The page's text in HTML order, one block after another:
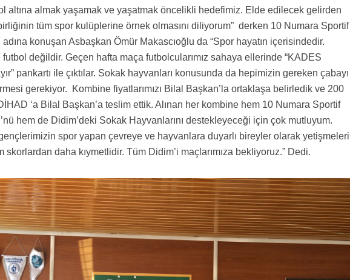
altına almak yaşamak ve yaşatmak öncelikli hedefimiz. Elde edilecek gelirden
tüm spor kulüplerine örnek olmasını diliyorum” derken 10 Numara Sportif
konuşan Asbaşkan Ömür Makascıoğlu da “Spor hayatın içerisindedir.
değildir. Geçen hafta maça futbolcularımız sahaya ellerinde “KADES
pankartı ile çıktılar. Sokak hayvanları konusunda da hepimizin gereken çabayı
gerekiyor. Kombine fiyatlarımızı Bilal Başkan’la ortaklaşa belirledik ve 200
‘a Bilal Başkan’a teslim ettik. Alınan her kombine hem 10 Numara Sportif
hem de Didim’deki Sokak Hayvanlarını destekleyeceği için çok mutluyum.
gençlerimizin spor yapan çevreye ve hayvanlara duyarlı bireyler olarak yetişmeleri
skorlardan daha kıymetlidir. Tüm Didim’i maçlarımıza bekliyoruz.” Dedi.